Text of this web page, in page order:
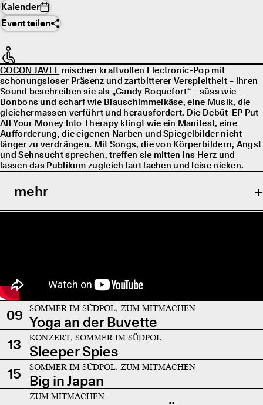
Kalender
Event teilen
COCON JAVELmischen kraftvollen Electronic-Pop mit
schonungsloser Präsenz und zartbitterer Verspieltheit – ihren
Sound beschreiben sie als „Candy Roquefort“ – süss wie
Bonbons und scharf wie Blauschimmelkäse, eine Musik, die
gleichermassen verführt und herausfordert. Die Debüt-EP Put
All Your Money Into Therapy klingt wie ein Manifest, eine
Aufforderung, die eigenen Narben und Spiegelbilder nicht
länger zu verdrängen. Mit Songs, die von Körperbildern, Angst
und Sehnsucht sprechen, treffen sie mitten ins Herz und
lassen das Publikum zugleich laut lachen und leise nicken.
mehr
09 SOMMER IM SÜDPOL, ZUM MITMACHEN
Yoga an der Buvette
13
KONZERT, SOMMER IM SÜDPOL
Sleeper Spies
15
SOMMER IM SÜDPOL, ZUM MITMACHEN
Big in Japan
ZUM MITMACHEN